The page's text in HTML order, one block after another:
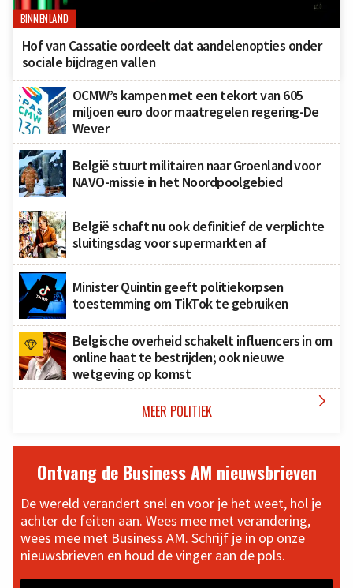
BINNENLAND
Hof van Cassatie oordeelt dat aandelenopties onder
sociale bijdragen vallen
OCMW’s kampen met een tekort van 605
miljoen euro door maatregelen regering-De
Wever
België stuurt militairen naar Groenland voor
NAVO-missie in het Noordpoolgebied
België schaft nu ook definitief de verplichte
sluitingsdag voor supermarkten af
Minister Quintin geeft politiekorpsen
toestemming om TikTok te gebruiken
Belgische overheid schakelt influencers in om
online haat te bestrijden; ook nieuwe
wetgeving op komst
MEER POLITIEK 
Ontvang de Business AM nieuwsbrieven
De wereld verandert snel en voor je het weet, hol je
achter de feiten aan. Wees mee met verandering,
wees mee met Business AM. Schrijf je in op onze
nieuwsbrieven en houd de vinger aan de pols.